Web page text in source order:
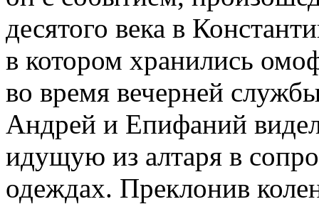
десятого века в
в котором хранились
во время вечерней
Андрей и Епифаний
идущую из алтаря в
одеждах. Преклонив